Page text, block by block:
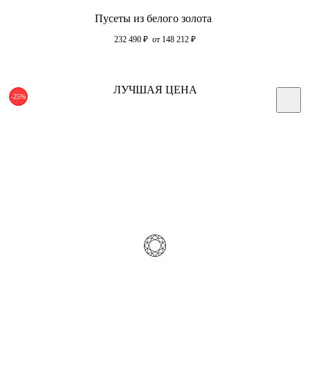
Пусеты из белого золота
232 490 ₽ от 148 212 ₽
-25%
ЛУЧШАЯ ЦЕНА